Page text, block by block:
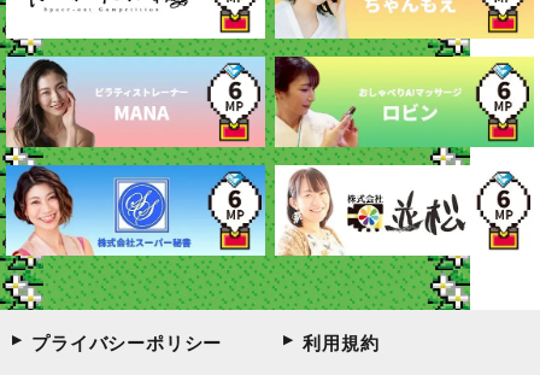
プライバシーポリシー 利用規約